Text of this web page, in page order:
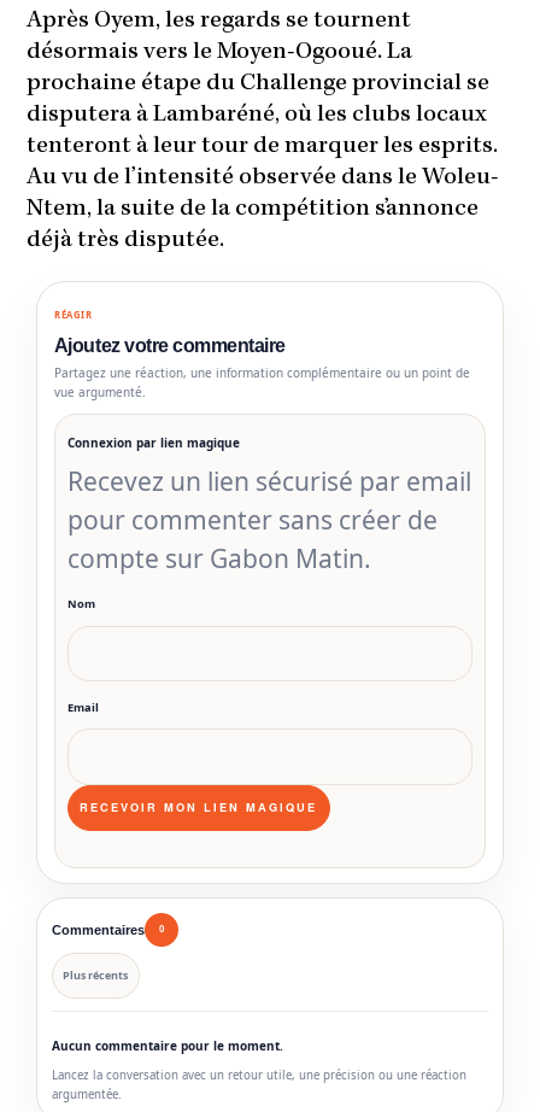
Après Oyem, les regards se tournent
désormais vers le Moyen-Ogooué. La
prochaine étape du Challenge provincial se
disputera à Lambaréné, où les clubs locaux
tenteront à leur tour de marquer les esprits.
Au vu de l’intensité observée dans le Woleu-
Ntem, la suite de la compétition s’annonce
déjà très disputée.
RÉAGIR
Ajoutez votre commentaire
Partagez une réaction, une information complémentaire ou un point de
vue argumenté.
Connexion par lien magique
Recevez un lien sécurisé par email
pour commenter sans créer de
compte sur Gabon Matin.
Nom
Email
Commentaires 0
Plus récents
Aucun commentaire pour le moment.
Lancez la conversation avec un retour utile, une précision ou une réaction
argumentée.